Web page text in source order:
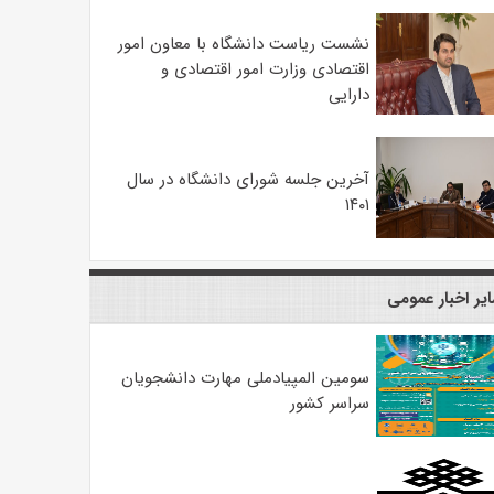
نشست ریاست دانشگاه با معاون امور
اقتصادی وزارت امور اقتصادی و
دارایی
آخرین جلسه شورای دانشگاه در سال
۱۴۰۱
اخبار عمومی
سومین المپیادملی مهارت دانشجویان
سراسر کشور